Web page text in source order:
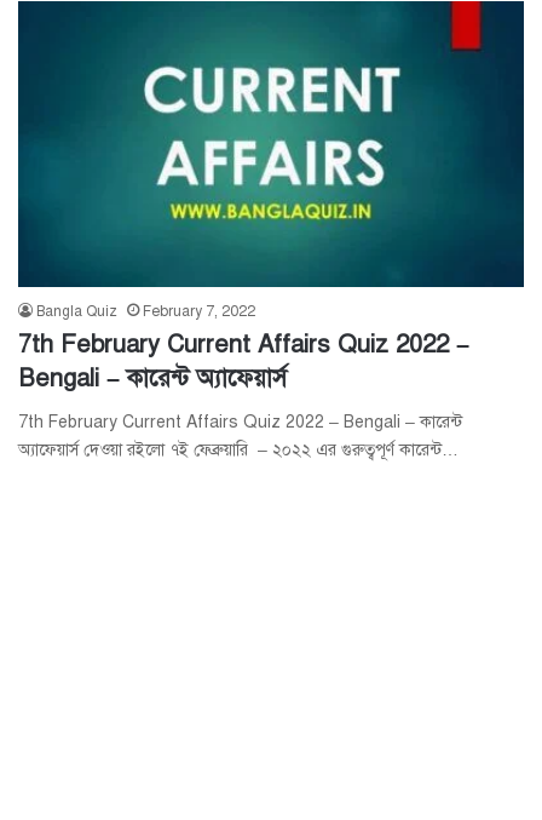
Bangla Quiz February 7, 2022
7th February Current Affairs Quiz 2022 –
Bengali – কারেন্ট অ্যাফেয়ার্স
7th February Current Affairs Quiz 2022 – Bengali – কারেন্ট
অ্যাফেয়ার্স দেওয়া রইলো ৭ই ফেব্রুয়ারি – ২০২২ এর গুরুত্বপূর্ণ কারেন্ট…